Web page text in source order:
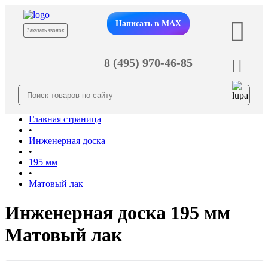
Заказать звонок
Написать в MAX
8 (495) 970-46-85
Главная страница
•
Инженерная доска
•
195 мм
•
Матовый лак
Инженерная доска 195 мм
Матовый лак